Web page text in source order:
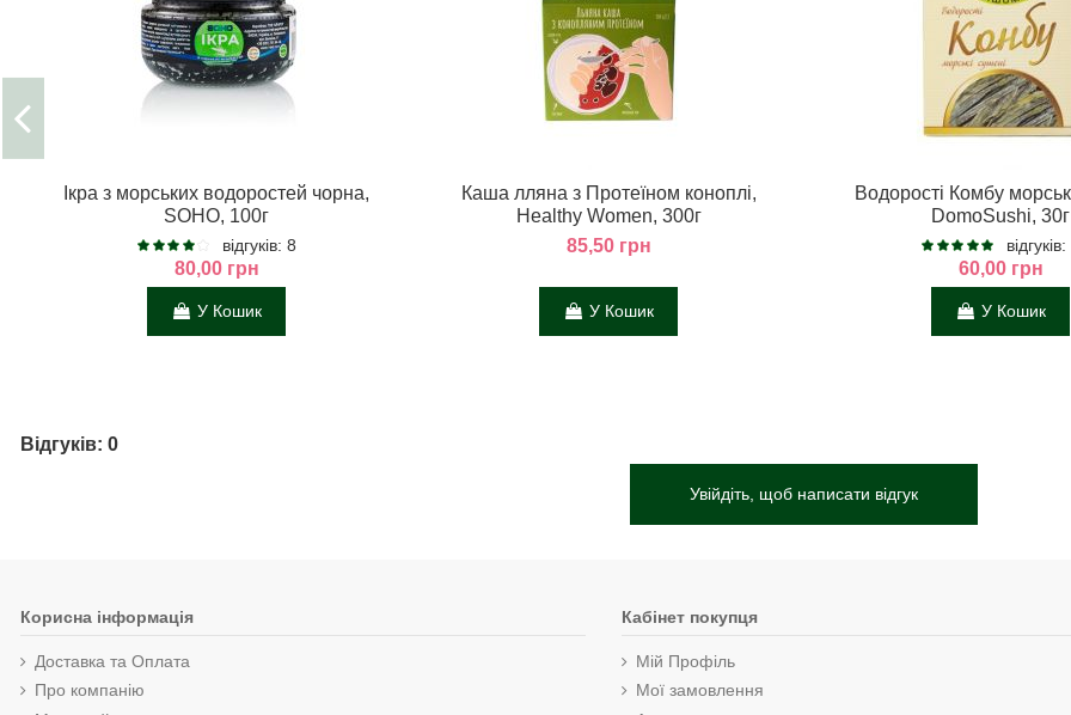
Ікра з морських водоростей чорна,
SOHO, 100г
відгуків: 8
80,00 грн
У Кошик
Каша лляна з Протеїном коноплі,
Healthy Women, 300г
85,50 грн
У Кошик
Водорості Комбу
DomoSushi, 30г
60,00 грн
У Кошик
Відгуків: 0
Увійдіть, щоб написати відгук
Корисна інформація
Доставка та Оплата
Про компанію
Кабінет покупця
Мій Профіль
Мої замовлення